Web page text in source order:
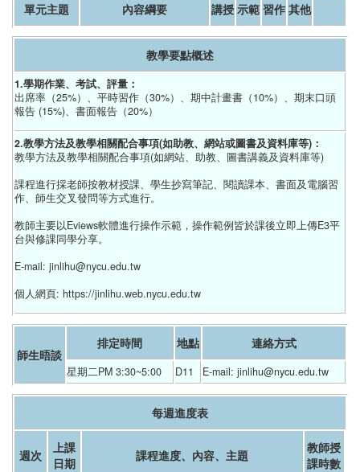
單元主題
內容綱要 講授 示範 習作 其他
教學要點概述
1.學期作業、考試、評量：
出席率（25%）、平時習作（30%）、期中計畫書（10%）、期末口頭
報告 (15%)、書面報告（20%）
2.教學方法及教學相關配合事項(如助教、網站或圖書及資料庫等)：
教學方法及教學相關配合事項(如網站、助教、圖書講義及資料庫等)
課程進行採老師按教材授課、學生抄寫筆記、閱讀課本、書面及電腦習
作、師生交叉發問等方式進行。
教師主要以Eviews軟體進行操作示範，操作範例皆於課後立即上傳E3平
台與修課同學分享。
E-mail: jinlihu@nycu.edu.tw
個人網頁: https://jinlihu.web.nycu.edu.tw
師生晤談
排定時間 地點 連絡方式
星期二PM 3:30~5:00 D11 E-mail: jinlihu@nycu.edu.tw
每週進度表
週次
上課
日期
課程進度、內容、主題
教師授
課時數